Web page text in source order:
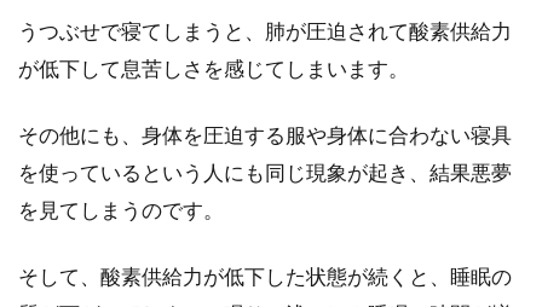
うつぶせで寝てしまうと、肺が圧迫されて酸素供給力
が低下して息苦しさを感じてしまいます。
その他にも、身体を圧迫する服や身体に合わない寝具
を使っているという人にも同じ現象が起き、結果悪夢
を見てしまうのです。
そして、酸素供給力が低下した状態が続くと、睡眠の